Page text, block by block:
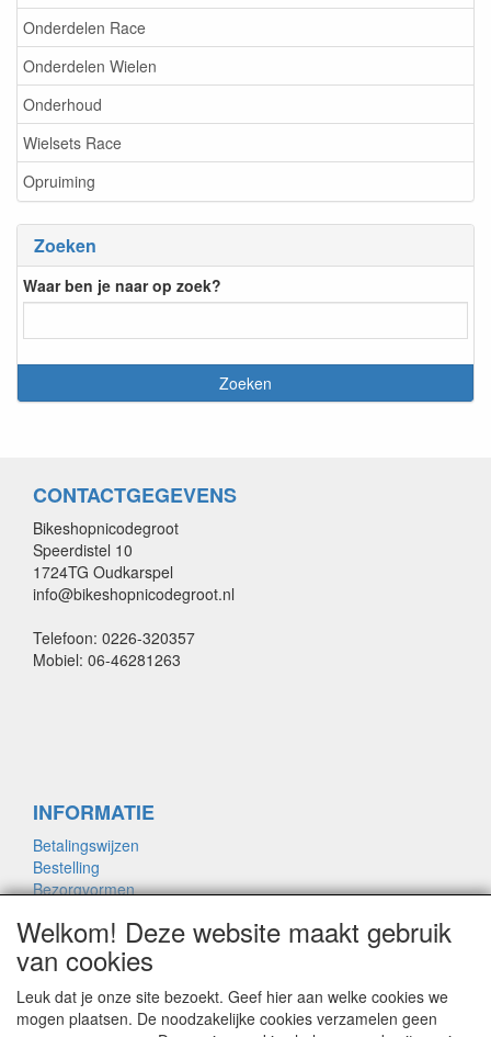
Onderdelen Race
Onderdelen Wielen
Onderhoud
Wielsets Race
Opruiming
Zoeken
Waar ben je naar op zoek?
CONTACTGEGEVENS
Bikeshopnicodegroot
Speerdistel 10
1724TG Oudkarspel
info@bikeshopnicodegroot.nl
Telefoon: 0226-320357
Mobiel: 06-46281263
INFORMATIE
Betalingswijzen
Bestelling
Bezorgvormen
Framemaat
OVER ONS
Welkom! Deze website maakt gebruik
van cookies
Leuk dat je onze site bezoekt. Geef hier aan welke cookies we
mogen plaatsen. De noodzakelijke cookies verzamelen geen